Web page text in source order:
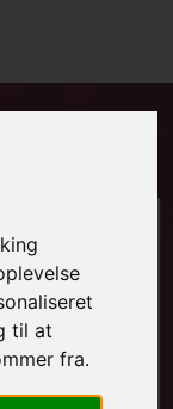
til at
fra.